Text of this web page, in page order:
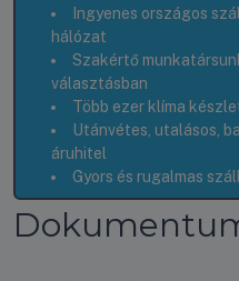
Ingyenes országos
hálózat
Szakértő
választásban
Több ezer klíma
Utánvétes, utalásos,
áruhitel
Gyors és rugalmas